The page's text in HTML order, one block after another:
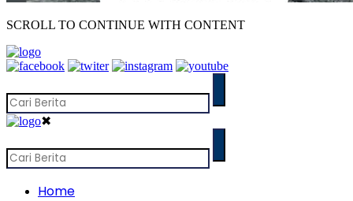
SCROLL TO CONTINUE WITH CONTENT
✖
Home